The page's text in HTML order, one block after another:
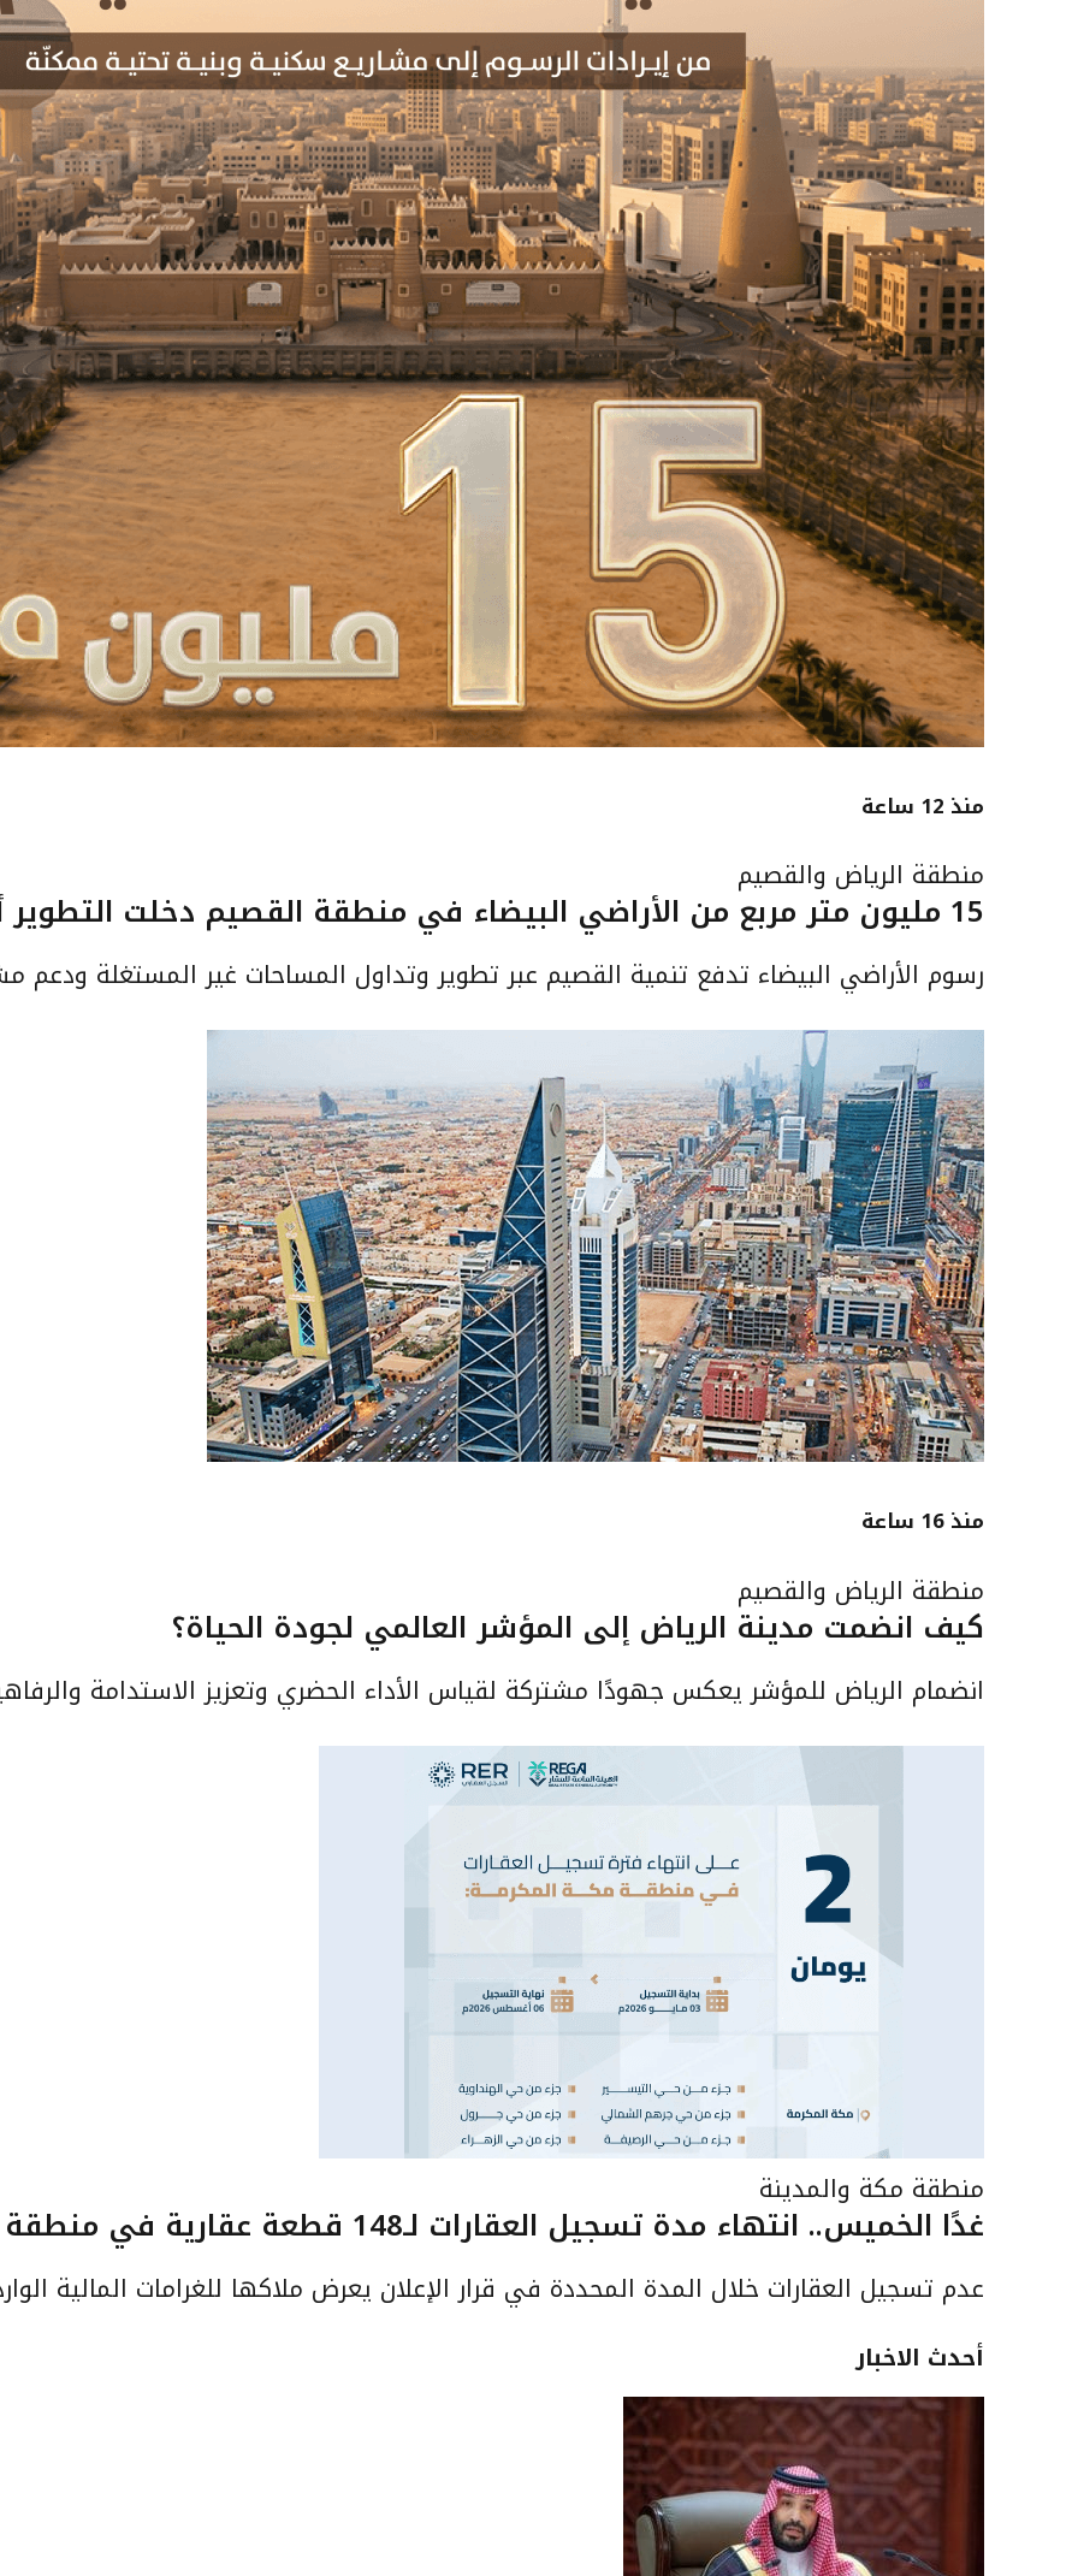
منذ 12 ساعة
منطقة الرياض والقصيم
15 مليون متر مربع من الأراضي البيضاء في منطقة القصيم دخلت التطوير أو التداول
رسوم الأراضي البيضاء تدفع تنمية القصيم عبر تطوير وتداول المساحات غير المستغلة ودعم
منذ 16 ساعة
منطقة الرياض والقصيم
كيف انضمت مدينة الرياض إلى المؤشر العالمي لجودة الحياة؟
انضمام الرياض للمؤشر يعكس جهودًا مشتركة لقياس الأداء الحضري وتعزيز الاستدامة
منطقة مكة والمدينة
غدًا الخميس.. انتهاء مدة تسجيل العقارات لـ148 قطعة عقارية في منطقة مكة المكرمة
عدم تسجيل العقارات خلال المدة المحددة في قرار الإعلان يعرض ملاكها للغرامات المالية
أحدث الاخبار